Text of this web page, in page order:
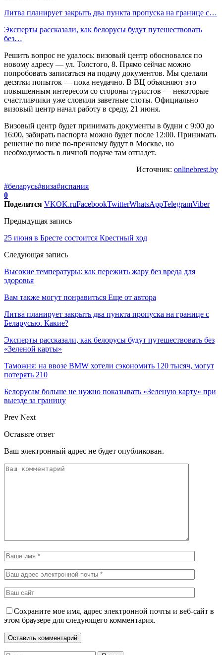
Литва планирует закрыть два пункта пропуска на границе с…
Эксперты рассказали, как белорусы будут путешествовать
без…
Решить вопрос не удалось: визовый центр обосновался по
новому адресу — ул. Толстого, 8. Прямо сейчас можно
попробовать записаться на подачу документов. Мы сделали
десятки попыток — пока неудачно. В ВЦ объясняют это
повышенным интересом со стороны туристов — некоторые
счастливчики уже словили заветные слоты. Официально
визовый центр начал работу в среду, 21 июня.
Визовый центр будет принимать документы в будни с 9:00 до
16:00, забирать паспорта можно будет после 12:00. Принимать
решение по визе по-прежнему будут в Москве, но
необходимость в личной подаче там отпадет.
Источник: onlinebrest.by
#беларусь#виза#испания
0
Поделится VKOK.ruFacebookTwitterWhatsAppTelegramViber
Предыдущая запись
25 июня в Бресте состоится Крестный ход
Следующая запись
Высокие температуры: как пережить жару без вреда для
здоровья
Вам также могут понравиться Еще от автора
Литва планирует закрыть два пункта пропуска на границе с
Беларусью. Какие?
Эксперты рассказали, как белорусы будут путешествовать без
«Зеленой карты»
Таможня: на ввозе BMW хотели сэкономить 120 тысяч, могут
потерять 210
Белорусам больше не нужно показывать «Зеленую карту» при
выезде за границу
Prev Next
Оставьте ответ
Ваш электронный адрес не будет опубликован.
Сохраните мое имя, адрес электронной почты и веб-сайт в
этом браузере для следующего комментария.